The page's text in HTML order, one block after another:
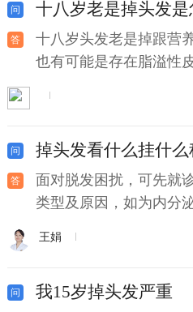
十八岁老是掉头发
十八岁头发老是掉跟营
也有可能是存在脂溢性
掉头发看什么挂什么
面对脱发困扰，可先就
类型及原因，如为内分
王娟
我15岁掉头发严重